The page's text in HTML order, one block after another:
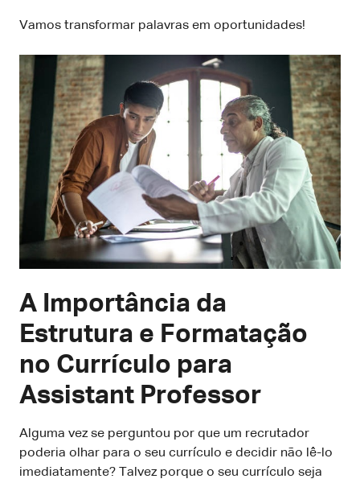
Vamos transformar palavras em oportunidades!
A Importância da
Estrutura e Formatação
no Currículo para
Assistant Professor
Alguma vez se perguntou por que um recrutador
poderia olhar para o seu currículo e decidir não lê-lo
imediatamente? Talvez porque o seu currículo seja